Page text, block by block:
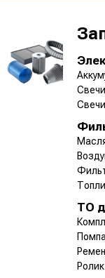
ТО
Помпа